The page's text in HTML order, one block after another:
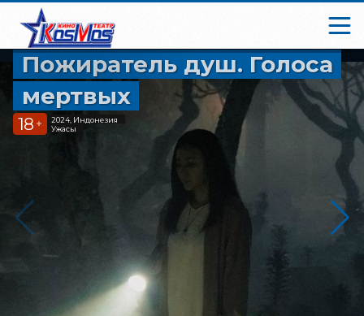
Пожиратель душ. Голоса
мертвых
18 +
2024, Индонезия
Ужасы